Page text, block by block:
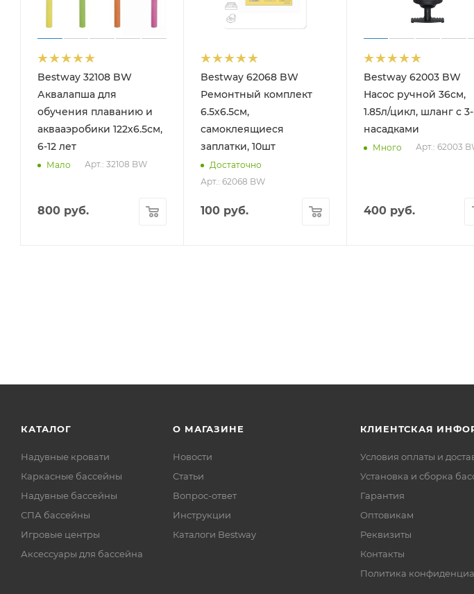
Bestway 32108 BW
Аквалапша для
обучения плаванию и
аквааэробики 122х6.5см,
6-12 лет
Мало Арт.: 32108 BW
800 руб.
Bestway 62068 BW
Ремонтный комплект
6.5х6.5см,
самоклеящиеся
заплатки, 10шт
Достаточно
Арт.: 62068 BW
100руб.
Bestway 62003 BW
Насос ручной 36см,
1.85л/цикл, шланг с
насадками
Много Арт.: 62003
400руб.
КАТАЛОГ
Надувные кровати
Каркасные бассейны
Надувные бассейны
СПА бассейны
Игровые центры
Аксессуары для бассейна
О МАГАЗИНЕ
Новости
Статьи
Вопрос-ответ
Инструкции
Каталоги Bestway
КЛИЕНТСКАЯ
Условия оплаты и
Установка и сборка
Гарантия
Оптовикам
Реквизиты
Контакты
Политика